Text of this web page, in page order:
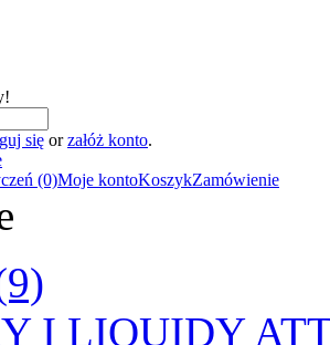
się orzałóż konto.
(0)Moje kontoKoszykZamówienie
I LIQUIDY